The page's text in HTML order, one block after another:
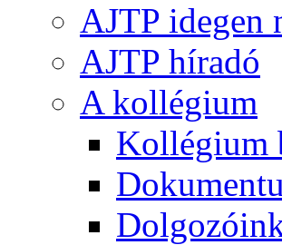
AJTP idegen
AJTP híradó
A kollégium
Kollégium